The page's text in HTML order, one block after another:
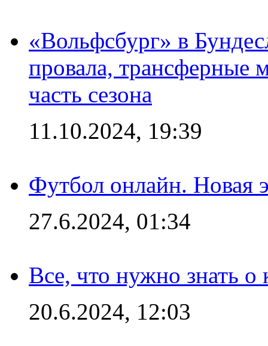
«Вольфсбург» в
провала, трансферные
часть сезона
11.10.2024, 19:39
Футбол онлайн. Новая
27.6.2024, 01:34
Все, что нужно знать о
20.6.2024, 12:03